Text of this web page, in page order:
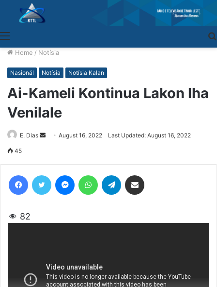
Home / Notísia
Nasionál Notísia Notísia Kalan
Ai-Kameli Kontinua Lakon Iha
Venilale
E. Dias
SendAugust 16, 2022 Last Updated: August 16, 2022
45
82